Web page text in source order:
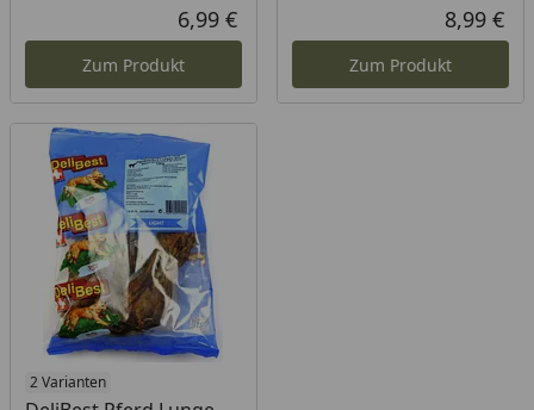
Aktueller Preis
6,99 €
Zum Produkt
8,99 €
Zum Produkt
2 Varianten
Produkt nicht lieferbar